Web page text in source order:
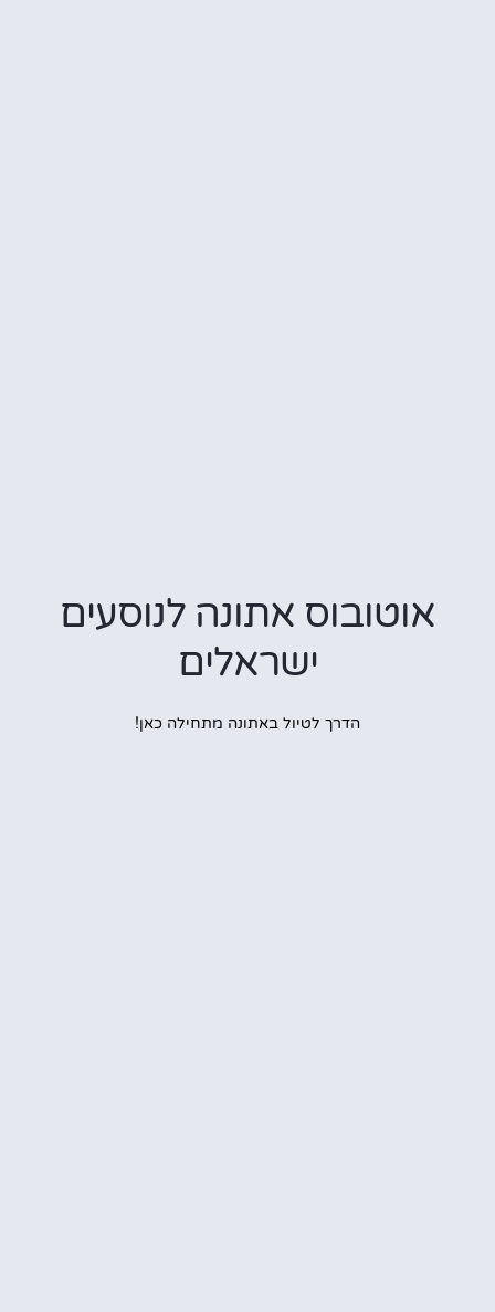
אתונה לנוסעים
ישראלים
הדרך לטיול באתונה מתחילה כאן!